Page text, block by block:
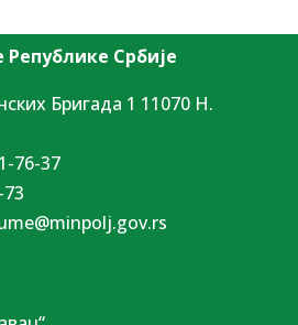
Србије
Бригада 1 11070 Н.
76-37